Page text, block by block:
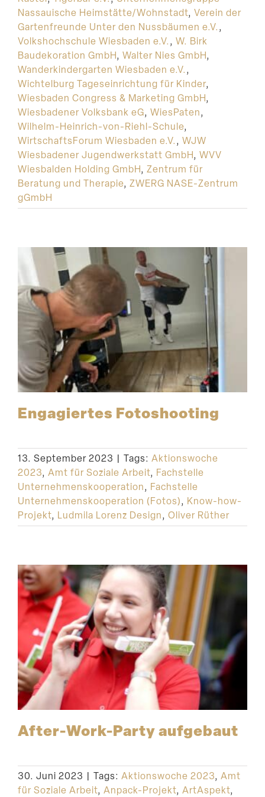
Nassauische Heimstätte/Wohnstadt, Verein der
Gartenfreunde Unter den Nussbäumen e.V.,
Volkshochschule Wiesbaden e.V., W. Birk
Baudekoration GmbH, Walter Nies GmbH,
Wanderkindergarten Wiesbaden e.V.,
Wichtelburg Tageseinrichtung für Kinder,
Wiesbaden Congress & Marketing GmbH,
Wiesbadener Volksbank eG, WiesPaten,
Wilhelm-Heinrich-von-Riehl-Schule,
WirtschaftsForum Wiesbaden e.V., WJW
Wiesbadener Jugendwerkstatt GmbH, WVV
Wiesbalden Holding GmbH, Zentrum für
Beratung und Therapie, ZWERG NASE-Zentrum
gGmbH
Engagiertes Fotoshooting
13. September 2023 | Tags: Aktionswoche
2023, Amt für Soziale Arbeit, Fachstelle
Unternehmenskooperation, Fachstelle
Unternehmenskooperation (Fotos), Know-how-
Projekt, Ludmila Lorenz Design, Oliver Rüther
After-Work-Party aufgebaut
30. Juni 2023 | Tags: Aktionswoche 2023, Amt
für Soziale Arbeit, Anpack-Projekt, ArtAspekt,